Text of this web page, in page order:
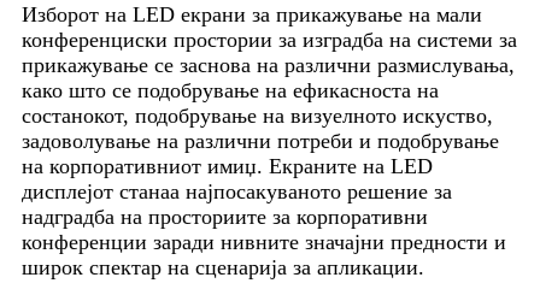
Изборот на LED екрани за прикажување на мали
конференциски простории за изградба на системи за
прикажување се заснова на различни размислувања,
како што се подобрување на ефикасноста на
состанокот, подобрување на визуелното искуство,
задоволување на различни потреби и подобрување
на корпоративниот имиџ. Екраните на LED
дисплејот станаа најпосакуваното решение за
надградба на просториите за корпоративни
конференции заради нивните значајни предности и
широк спектар на сценарија за апликации.